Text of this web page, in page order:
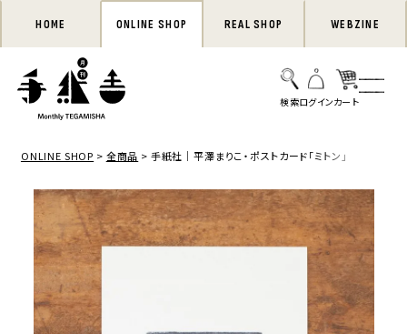
HOME ONLINE SHOP REAL SHOP WEBZINE
ONLINE SHOP 全商品 手紙社｜平澤まりこ・ポストカード「ミトン」